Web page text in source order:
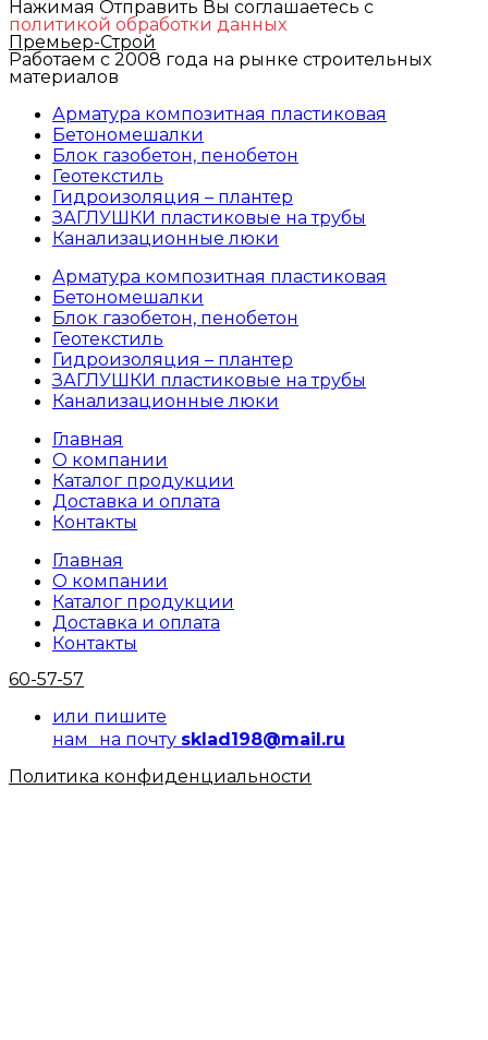
Нажимая Отправить Вы соглашаетесь с
политикой обработки данных
Премьер-Строй
Работаем с 2008 года на рынке строительных
материалов
Арматура композитная пластиковая
Бетономешалки
Блок газобетон, пенобетон
Геотекстиль
Гидроизоляция – плантер
ЗАГЛУШКИ пластиковые на трубы
Канализационные люки
Арматура композитная пластиковая
Бетономешалки
Блок газобетон, пенобетон
Геотекстиль
Гидроизоляция – плантер
ЗАГЛУШКИ пластиковые на трубы
Канализационные люки
Главная
О компании
Каталог продукции
Доставка и оплата
Контакты
Главная
О компании
Каталог продукции
Доставка и оплата
Контакты
60-57-57
или пишите
нам на почту sklad198@mail.ru
Политика конфиденциальности